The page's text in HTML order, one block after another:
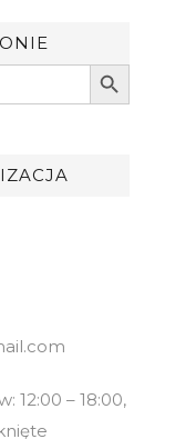
Search Button
12:00 – 18:00,